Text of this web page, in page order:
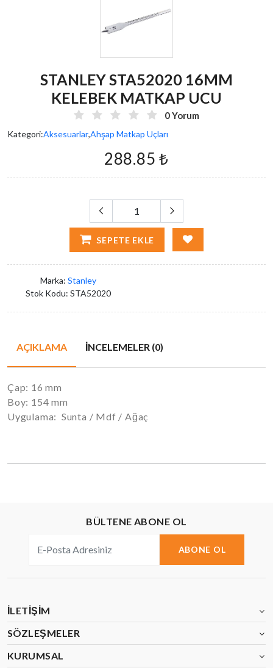
STANLEY STA52020 16MM
KELEBEK MATKAP UCU
0 Yorum
Kategori:Aksesuarlar,Ahşap Matkap Uçları
288.85 ₺
SEPETE EKLE
Marka: Stanley
Stok Kodu: STA52020
AÇIKLAMA İNCELEMELER (0)
Çap: 16 mm
Boy: 154 mm
Uygulama: Sunta / Mdf / Ağaç
BÜLTENE ABONE OL
ABONE OL
İLETIŞIM
SÖZLEŞMELER
KURUMSAL